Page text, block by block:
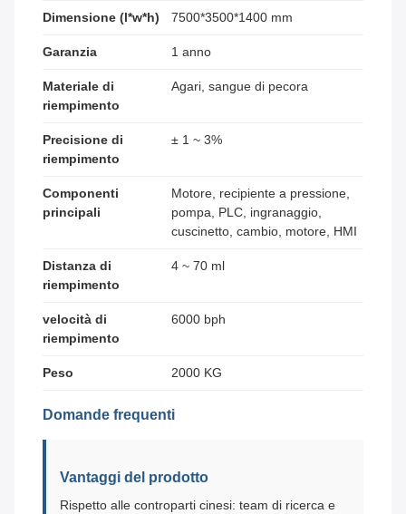
Dimensione (l*w*h) 7500*3500*1400 mm
Garanzia 1 anno
Materiale di
riempimento
Agari, sangue di pecora
Precisione di
riempimento
± 1 ~ 3%
Componenti
principali
Motore, recipiente a pressione,
pompa, PLC, ingranaggio,
cuscinetto, cambio, motore, HMI
Distanza di
riempimento
4 ~ 70 ml
velocità di
riempimento
6000 bph
Peso 2000 KG
Domande frequenti
Vantaggi del prodotto
Rispetto alle controparti cinesi: team di ricerca e